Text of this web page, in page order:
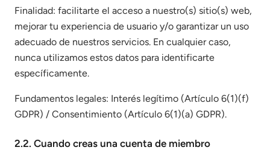
Finalidad: facilitarte el acceso a nuestro(s) sitio(s) web,
mejorar tu experiencia de usuario y/o garantizar un uso
adecuado de nuestros servicios. En cualquier caso,
nunca utilizamos estos datos para identificarte
específicamente.
Fundamentos legales: Interés legítimo (Artículo 6(1)(f)
GDPR) / Consentimiento (Artículo 6(1)(a) GDPR).
2.2. Cuando creas una cuenta de miembro